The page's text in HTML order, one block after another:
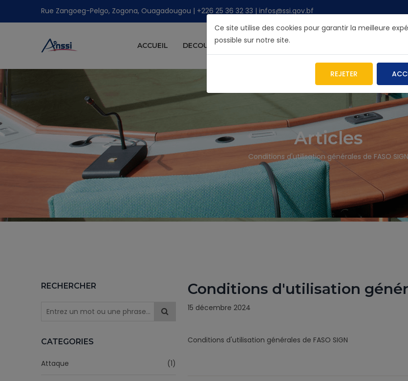
Rue Zangoeg-Pelgo, Zogona, Ouagadougou | +226 25 36 32 33 | infos@ssi.gov.bf
ACCUEIL DECOUVRIR L'ANSSI NOS SERVICES
Articles
Conditions d'utilisation générales de FASO SIGN
RECHERCHER
CATEGORIES
Attaque (1)
Conditions d'utilisation
15 décembre 2024
Conditions d'utilisation générales de FASO SIGN
Ce site utilise des cookies pour garantir la meilleure
possible sur notre site.
REJETER